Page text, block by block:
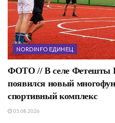
NORDINFO ЕДИНЕЦ
ФОТО // В селе Фетешты
появился новый
спортивный комплекс
05.08.2026